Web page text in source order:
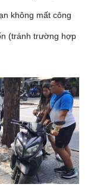
không mất công
(tránh trường hợp